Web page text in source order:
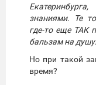
знаниями. Те
где-то еще ТАК
бальзам на
Но при такой
время?